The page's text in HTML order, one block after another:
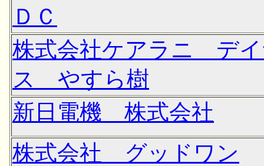
ＤＣ
株式会社ケアラニ デ
ス やすら樹
新日電機 株式会社
株式会社 グッドワン